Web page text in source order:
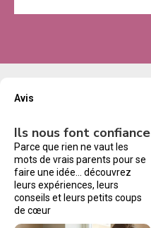
Avis
Ils nous font confiance
Parce que rien ne vaut les
mots de vrais parents pour se
faire une idée… découvrez
leurs expériences, leurs
conseils et leurs petits coups
de cœur